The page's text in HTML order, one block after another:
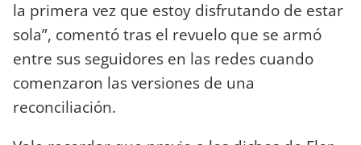
la primera vez que estoy disfrutando de estar
sola”, comentó tras el revuelo que se armó
entre sus seguidores en las redes cuando
comenzaron las versiones de una
reconciliación.